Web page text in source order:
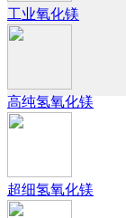
工业氧化镁
高纯氢氧化镁
超细氢氧化镁